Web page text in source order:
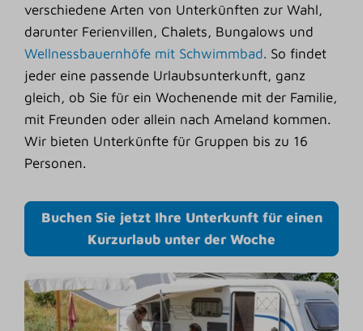
verschiedene Arten von Unterkünften zur Wahl,
darunter Ferienvillen, Chalets, Bungalows und
Wellnessbauernhöfe mit Schwimmbad. Sofindet
jeder eine passende Urlaubsunterkunft, ganz
gleich, ob Sie für ein Wochenende mit der Familie,
mit Freunden oder allein nach Ameland kommen.
Wir bieten Unterkünfte für Gruppen bis zu 16
Personen.
Buchen Sie jetzt Ihre Unterkunft für einen
Kurzurlaub unter der Woche